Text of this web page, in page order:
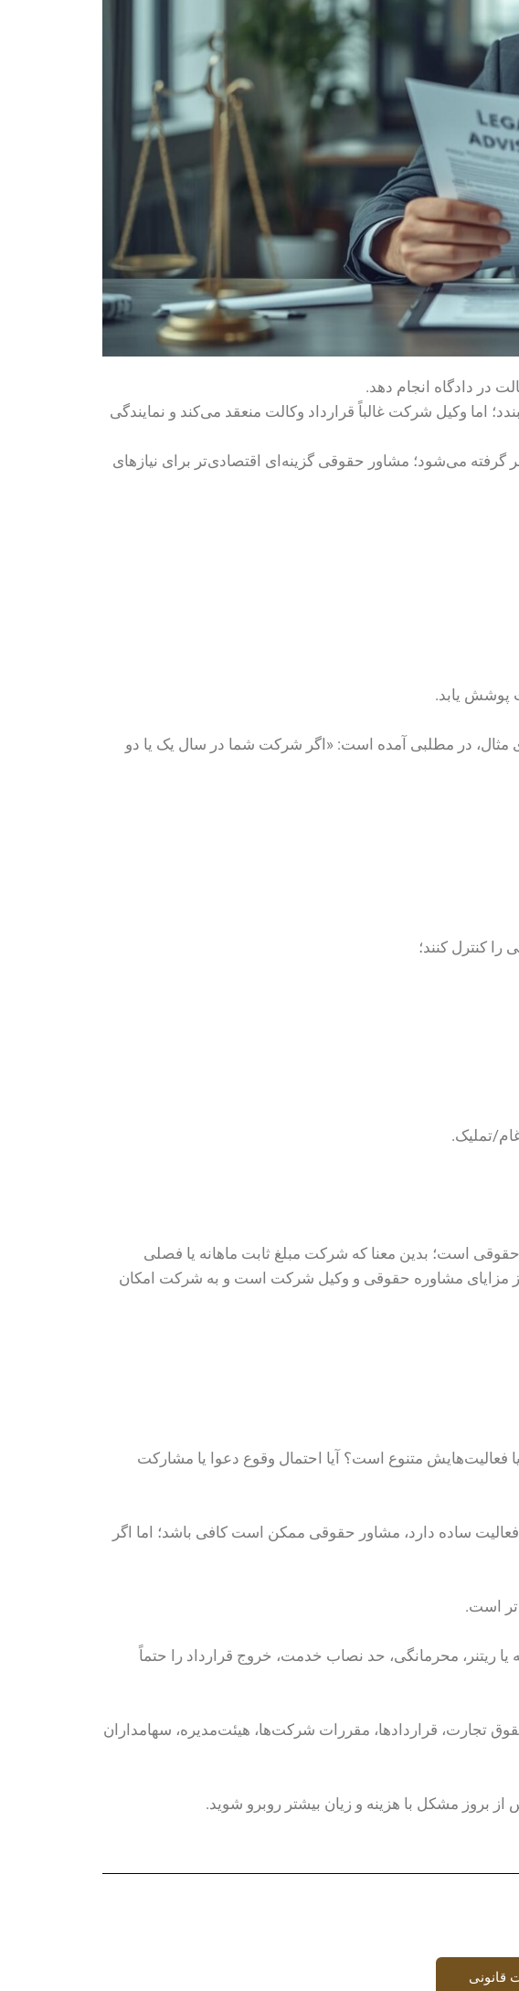
در دادگاه انجام دهد.
وکیل شرکت غالباً قرارداد وکالت منعقد می‌کند و نمایندگی
می‌شود؛ مشاور حقوقی گزینه‌ای اقتصادی‌تر برای نیازهای
پوشش یابد.
مثال، در مطلبی آمده است: «اگر شرکت شما در سال یک یا دو
کنترل کنند؛
تملیک.
است؛ بدین معنا که شرکت مبلغ ثابت ماهانه یا فصلی
مزایای مشاوره حقوقی و وکیل شرکت است و به شرکت امکان
فعالیت‌هایش متنوع است؟ آیا احتمال وقوع دعوا یا مشارکت
ساده دارد، مشاور حقوقی ممکن است کافی باشد؛ اما اگر
است.
محرمانگی، حد نصاب خدمت، خروج قرارداد را حتماً
تجارت، قراردادها، مقررات شرکت‌ها، هیئت‌مدیره، سهامداران
بروز مشکل با هزینه و زیان بیشتر روبرو شوید.